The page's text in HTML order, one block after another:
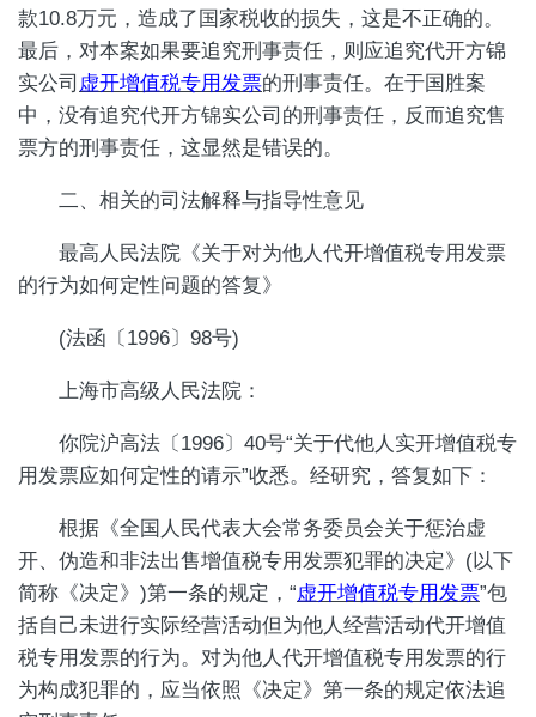
款10.8万元，造成了国家税收的损失，这是不正确的。
最后，对本案如果要追究刑事责任，则应追究代开方锦
实公司 虚开增值税专用发票的刑事责任。在于国胜案
中，没有追究代开方锦实公司的刑事责任，反而追究售
票方的刑事责任，这显然是错误的。
二、相关的司法解释与指导性意见
最高人民法院《关于对为他人代开增值税专用发票
的行为如何定性问题的答复》
(法函〔1996〕98号)
上海市高级人民法院：
你院沪高法〔1996〕40号“关于代他人实开增值税专
用发票应如何定性的请示”收悉。经研究，答复如下：
根据《全国人民代表大会常务委员会关于惩治虚
开、伪造和非法出售增值税专用发票犯罪的决定》(以下
简称《决定》)第一条的规定，“虚开增值税专用发票”包
括自己未进行实际经营活动但为他人经营活动代开增值
税专用发票的行为。对为他人代开增值税专用发票的行
为构成犯罪的，应当依照《决定》第一条的规定依法追